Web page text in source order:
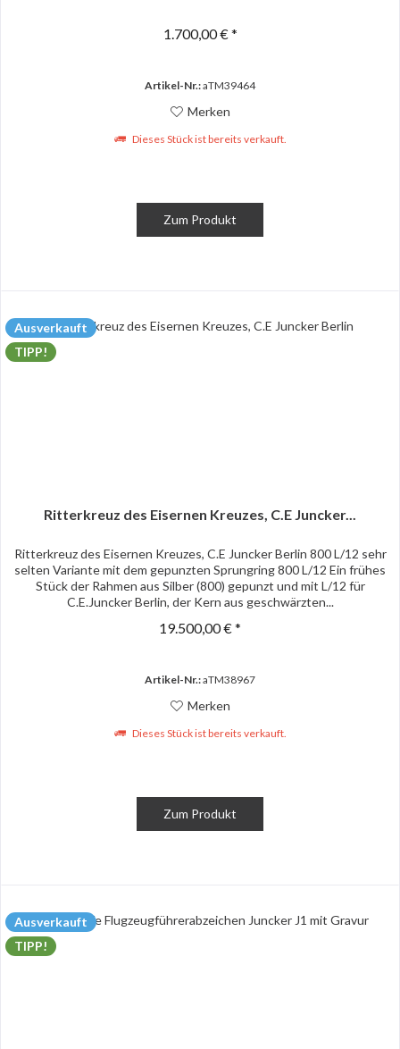
1.700,00 € *
Artikel-Nr.:aTM39464
Merken
Dieses Stück ist bereits verkauft.
Zum Produkt
Ausverkauft
TIPP!
Ritterkreuz des Eisernen Kreuzes, C.E Juncker...
Ritterkreuz des Eisernen Kreuzes, C.E Juncker Berlin 800 L/12 sehr
selten Variante mit dem gepunzten Sprungring 800 L/12 Ein frühes
Stück der Rahmen aus Silber (800) gepunzt und mit L/12 für
C.E.Juncker Berlin, der Kern aus geschwärzten...
19.500,00 € *
Artikel-Nr.:aTM38967
Merken
Dieses Stück ist bereits verkauft.
Zum Produkt
Ausverkauft
TIPP!